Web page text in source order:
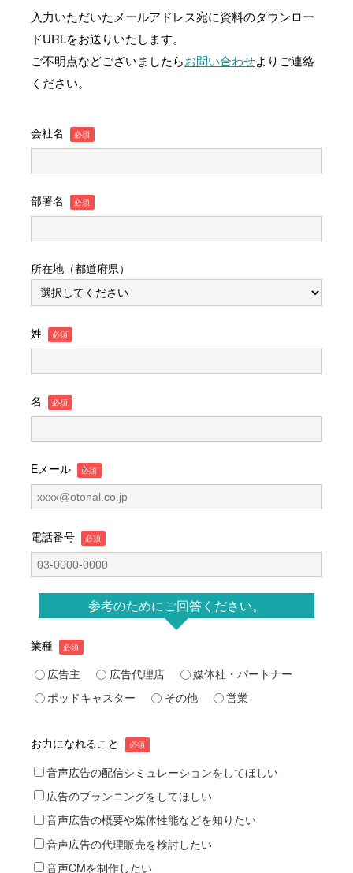
入力いただいたメールアドレス宛に資料のダウンロー
ドURLをお送りいたします。
ご不明点などございましたらお問い合わせよりご連絡
ください。
会社名
部署名
所在地（都道府県）
姓
名
Eメール
電話番号
参考のためにご回答ください。
業種
広告主
広告代理店
媒体社・パートナー
ポッドキャスター
その他 営業
お力になれること
音声広告の配信シミュレーションをしてほしい
広告のプランニングをしてほしい
音声広告の概要や媒体性能などを知りたい
音声広告の代理販売を検討したい
音声CMを制作したい